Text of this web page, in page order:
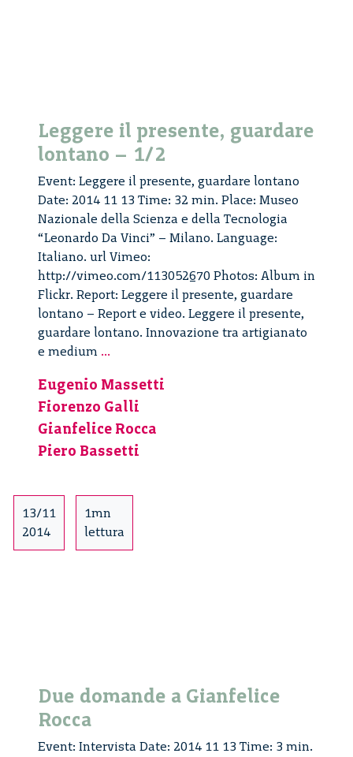
Leggere il presente, guardare
lontano – 1/2
Event: Leggere il presente, guardare lontano
Date: 2014 11 13 Time: 32 min. Place: Museo
Nazionale della Scienza e della Tecnologia
“Leonardo Da Vinci” – Milano. Language:
Italiano. url Vimeo:
http://vimeo.com/113052670 Photos: Album in
Flickr. Report: Leggere il presente, guardare
lontano – Report e video. Leggere il presente,
guardare lontano. Innovazione tra artigianato
e medium ...
presente,
guardare
lontano
–
Eugenio Massetti
Fiorenzo Galli
Gianfelice Rocca
Piero Bassetti
13/11
2014
1mn
lettura
Due domande a Gianfelice
Rocca
Event: Intervista Date: 2014 11 13 Time: 3 min.